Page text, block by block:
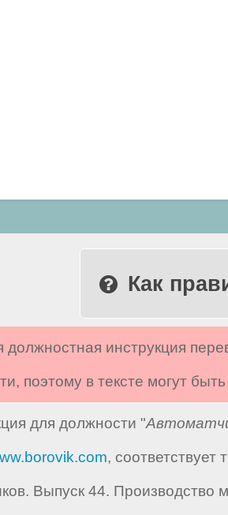
Как
должностная инструкция
поэтому в тексте могут
для должности "
,
Выпуск 44. Производство